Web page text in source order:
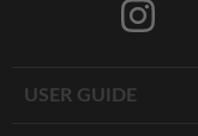
USER GUIDE